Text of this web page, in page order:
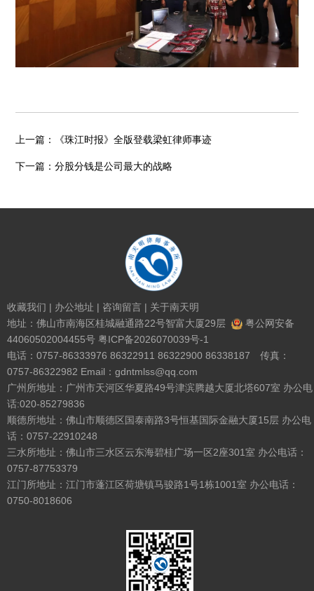
上一篇： 《珠江时报》全版登载梁虹律师事迹
下一篇：分股分钱是公司最大的战略
收藏我们 | 办公地址 | 咨询留言 | 关于南天明
地址：佛山市南海区桂城融通路22号智富大厦29层
粤公网安备
44060502004455号 粤ICP备2026070039号-1
电话：0757-86333976 86322911 86322900 86338187 传真：
0757-86322982 Email：gdntmlss@qq.com
广州所地址：广州市天河区华夏路49号津滨腾越大厦北塔607室 办公电
话:020-85279836
顺德所地址：佛山市顺德区国泰南路3号恒基国际金融大厦15层 办公电
话：0757-22910248
三水所地址：佛山市三水区云东海碧桂广场一区2座301室 办公电话：
0757-87753379
江门所地址：江门市蓬江区荷塘镇马骏路1号1栋1001室 办公电话：
0750-8018606